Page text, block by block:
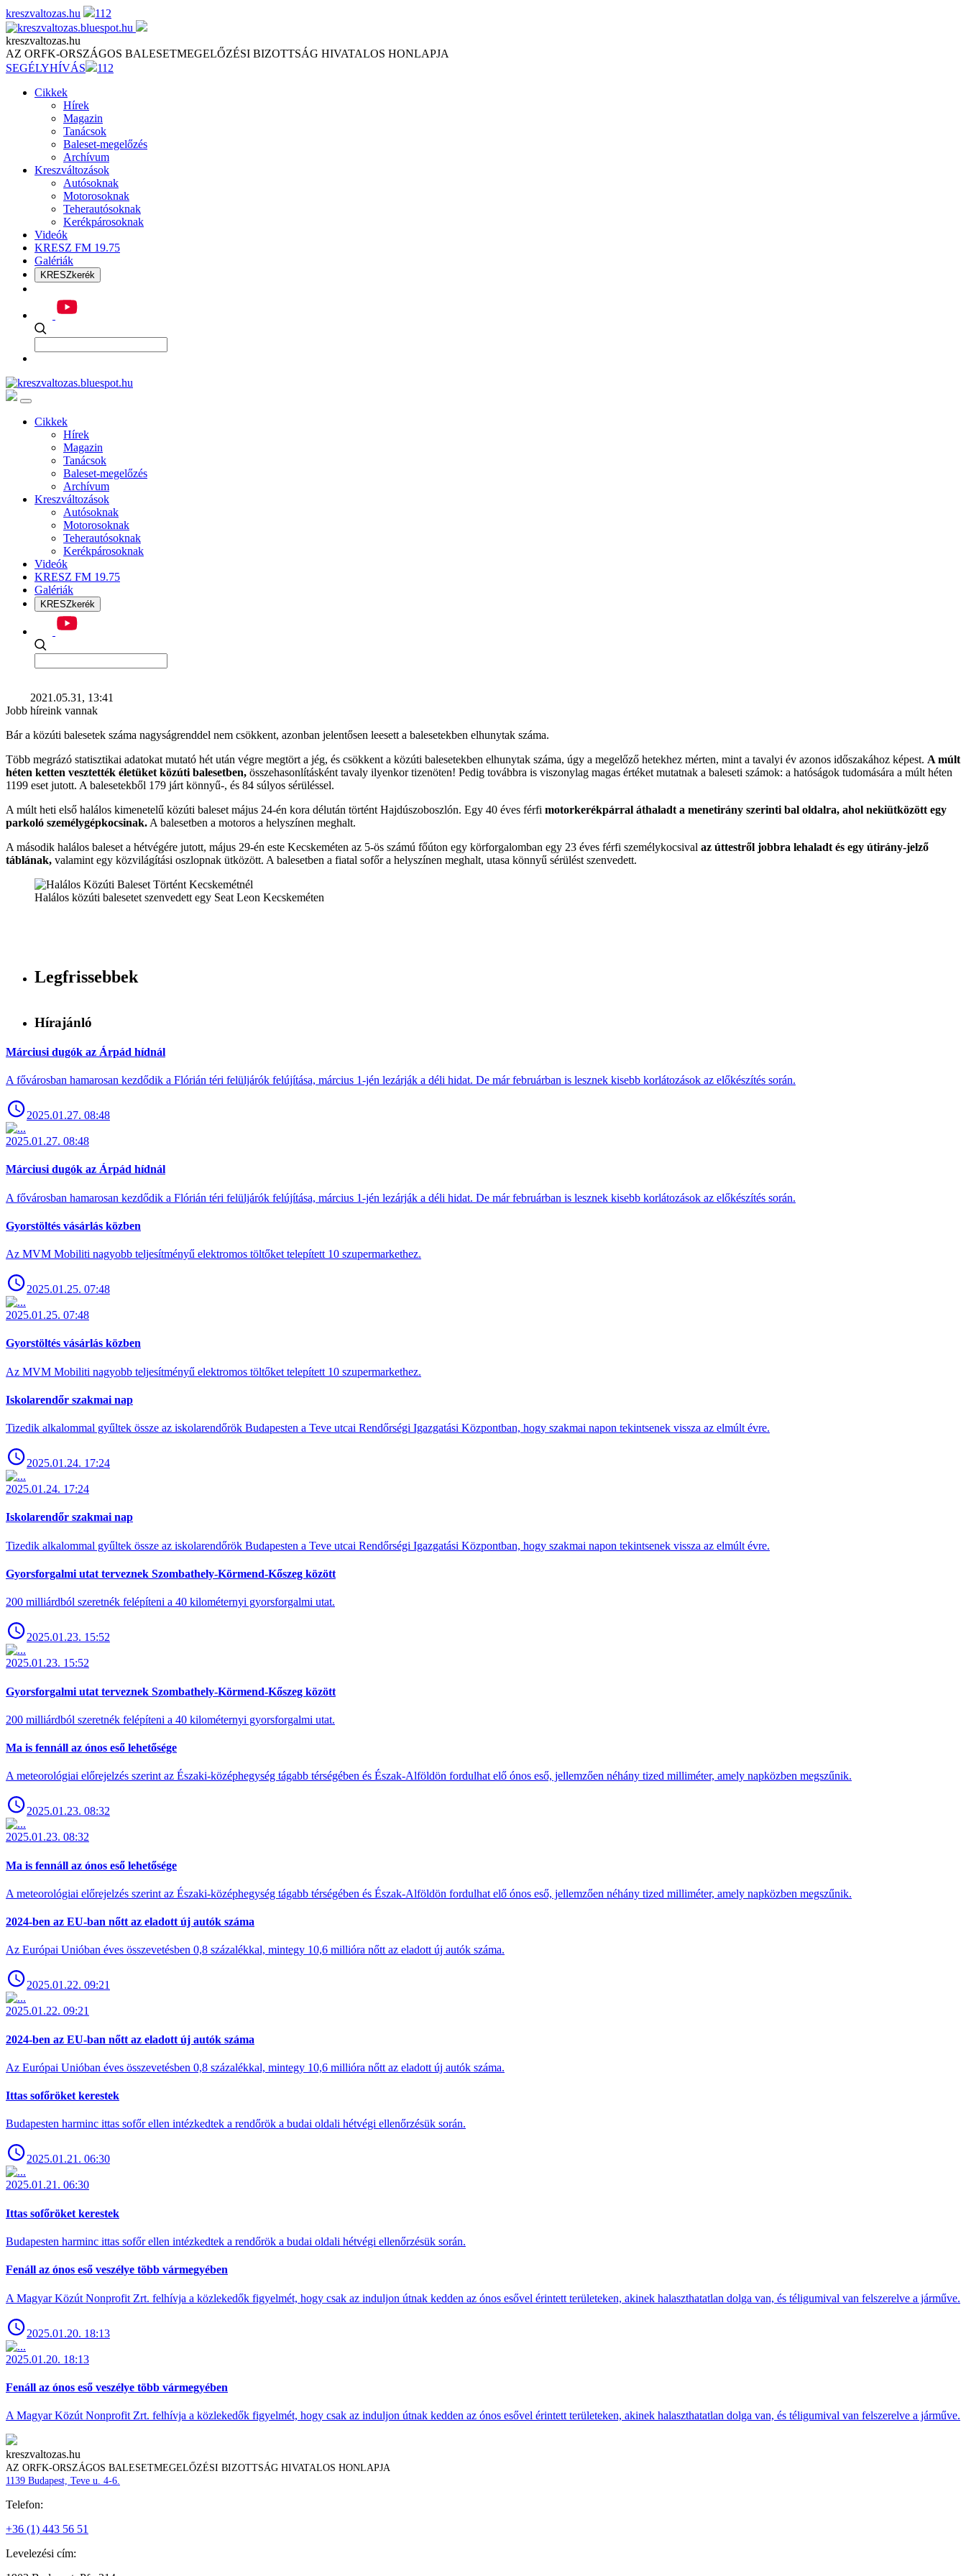
Skip
to
content
kreszvaltozas.hu 112
kreszvaltozas.hu
AZ ORFK-ORSZÁGOS BALESETMEGELŐZÉSI BIZOTTSÁG HIVATALOS HONLAPJA
SEGÉLYHÍVÁS
112
Cikkek
Hírek
Magazin
Tanácsok
Baleset-megelőzés
Archívum
Kreszváltozások
Autósoknak
Motorosoknak
Teherautósoknak
Kerékpárosoknak
Videók
KRESZ FM 19.75
Galériák
KRESZkerék
Cikkek
Hírek
Magazin
Tanácsok
Baleset-megelőzés
Archívum
Kreszváltozások
Autósoknak
Motorosoknak
Teherautósoknak
Kerékpárosoknak
Videók
KRESZ FM 19.75
Galériák
KRESZkerék
2021.05.31, 13:41
Jobb híreink vannak
Bár a közúti balesetek száma nagyságrenddel nem csökkent, azonban jelentősen leesett a balesetekben elhunytak száma.
Több megrázó statisztikai adatokat mutató hét után végre megtört a jég, és csökkent a közúti balesetekben elhunytak száma, úgy a megelőző hetekhez mérten, mint a tavalyi év azonos időszakához képest. A múlt
héten ketten vesztették életüket közúti balesetben, összehasonlításként tavaly ilyenkor tizenöten! Pedig továbbra is viszonylag magas értéket mutatnak a baleseti számok: a hatóságok tudomására a múlt héten
1199 eset jutott. A balesetekből 179 járt könnyű-, és 84 súlyos sérüléssel.
A múlt heti első halálos kimenetelű közúti baleset május 24-én kora délután történt Hajdúszoboszlón. Egy 40 éves férfi motorkerékpárral áthaladt a menetirány szerinti bal oldalra, ahol nekiütközött egy
parkoló személygépkocsinak. A balesetben a motoros a helyszínen meghalt.
A második halálos baleset a hétvégére jutott, május 29-én este Kecskeméten az 5-ös számú főúton egy körforgalomban egy 23 éves férfi személykocsival az úttestről jobbra lehaladt és egy útirány-jelző
táblának, valamint egy közvilágítási oszlopnak ütközött. A balesetben a fiatal sofőr a helyszínen meghalt, utasa könnyű sérülést szenvedett.
Halálos közúti balesetet szenvedett egy Seat Leon Kecskeméten
Legfrissebbek
Hírajánló
Márciusi dugók az Árpád hídnál
A fővárosban hamarosan kezdődik a Flórián téri felüljárók felújítása, március 1-jén lezárják a déli hidat. De már februárban is lesznek kisebb korlátozások az előkészítés során.
2025.01.27. 08:48
2025.01.27. 08:48
Márciusi dugók az Árpád hídnál
A fővárosban hamarosan kezdődik a Flórián téri felüljárók felújítása, március 1-jén lezárják a déli hidat. De már februárban is lesznek kisebb korlátozások az előkészítés során.
Gyorstöltés vásárlás közben
Az MVM Mobiliti nagyobb teljesítményű elektromos töltőket telepített 10 szupermarkethez.
2025.01.25. 07:48
2025.01.25. 07:48
Gyorstöltés vásárlás közben
Az MVM Mobiliti nagyobb teljesítményű elektromos töltőket telepített 10 szupermarkethez.
Iskolarendőr szakmai nap
Tizedik alkalommal gyűltek össze az iskolarendőrök Budapesten a Teve utcai Rendőrségi Igazgatási Központban, hogy szakmai napon tekintsenek vissza az elmúlt évre.
2025.01.24. 17:24
2025.01.24. 17:24
Iskolarendőr szakmai nap
Tizedik alkalommal gyűltek össze az iskolarendőrök Budapesten a Teve utcai Rendőrségi Igazgatási Központban, hogy szakmai napon tekintsenek vissza az elmúlt évre.
Gyorsforgalmi utat terveznek Szombathely-Körmend-Kőszeg között
200 milliárdból szeretnék felépíteni a 40 kilométernyi gyorsforgalmi utat.
2025.01.23. 15:52
2025.01.23. 15:52
Gyorsforgalmi utat terveznek Szombathely-Körmend-Kőszeg között
200 milliárdból szeretnék felépíteni a 40 kilométernyi gyorsforgalmi utat.
Ma is fennáll az ónos eső lehetősége
A meteorológiai előrejelzés szerint az Északi-középhegység tágabb térségében és Észak-Alföldön fordulhat elő ónos eső, jellemzően néhány tized milliméter, amely napközben megszűnik.
2025.01.23. 08:32
2025.01.23. 08:32
Ma is fennáll az ónos eső lehetősége
A meteorológiai előrejelzés szerint az Északi-középhegység tágabb térségében és Észak-Alföldön fordulhat elő ónos eső, jellemzően néhány tized milliméter, amely napközben megszűnik.
2024-ben az EU-ban nőtt az eladott új autók száma
Az Európai Unióban éves összevetésben 0,8 százalékkal, mintegy 10,6 millióra nőtt az eladott új autók száma.
2025.01.22. 09:21
2025.01.22. 09:21
2024-ben az EU-ban nőtt az eladott új autók száma
Az Európai Unióban éves összevetésben 0,8 százalékkal, mintegy 10,6 millióra nőtt az eladott új autók száma.
Ittas sofőröket kerestek
Budapesten harminc ittas sofőr ellen intézkedtek a rendőrök a budai oldali hétvégi ellenőrzésük során.
2025.01.21. 06:30
2025.01.21. 06:30
Ittas sofőröket kerestek
Budapesten harminc ittas sofőr ellen intézkedtek a rendőrök a budai oldali hétvégi ellenőrzésük során.
Fenáll az ónos eső veszélye több vármegyében
A Magyar Közút Nonprofit Zrt. felhívja a közlekedők figyelmét, hogy csak az induljon útnak kedden az ónos esővel érintett területeken, akinek halaszthatatlan dolga van, és téligumival van felszerelve a járműve.
2025.01.20. 18:13
2025.01.20. 18:13
Fenáll az ónos eső veszélye több vármegyében
A Magyar Közút Nonprofit Zrt. felhívja a közlekedők figyelmét, hogy csak az induljon útnak kedden az ónos esővel érintett területeken, akinek halaszthatatlan dolga van, és téligumival van felszerelve a járműve.
kreszvaltozas.hu
AZ ORFK-ORSZÁGOS BALESETMEGELŐZÉSI BIZOTTSÁG HIVATALOS HONLAPJA
1139 Budapest, Teve u. 4-6.
Telefon:
+36 (1) 443 56 51
Levelezési cím: